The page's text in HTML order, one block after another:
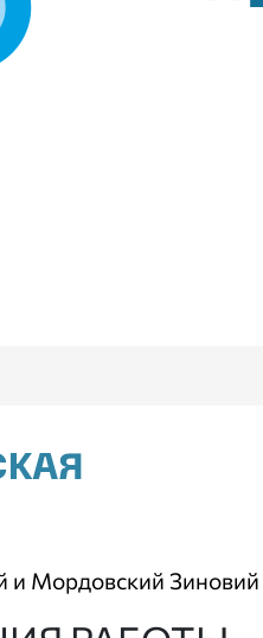
и Мордовский Зиновий